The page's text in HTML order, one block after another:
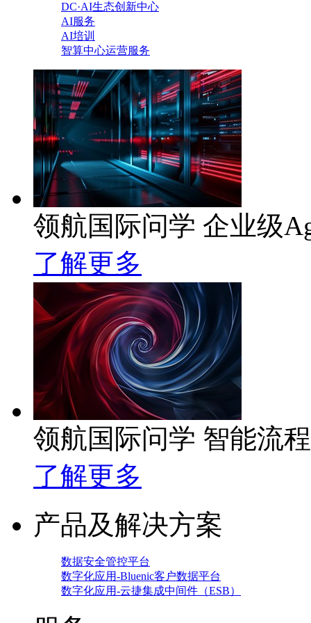
DC·AI生态创新中心
AI服务
AI培训
智算中心运营服务
领航国际问学 企业级
了解更多
领航国际问学 智能流
了解更多
产品及解决方案
数据安全管控平台
数字化应用-Bluenic客户数据平台
数字化应用-云捷集成中间件（ESB）